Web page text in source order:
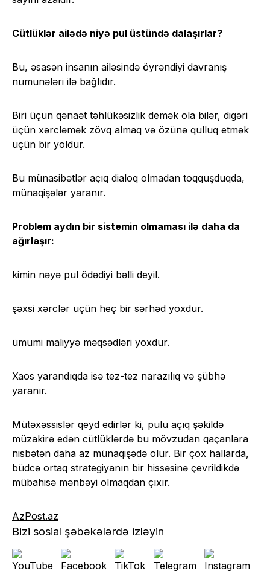
Cütlüklər ailədə niyə pul üstündə dalaşırlar?
Bu, əsasən insanın ailəsində öyrəndiyi davranış
nümunələri ilə bağlıdır.
Biri üçün qənaət təhlükəsizlik demək ola bilər, digəri
üçün xərcləmək zövq almaq və özünə qulluq etmək
üçün bir yoldur.
Bu münasibətlər açıq dialoq olmadan toqquşduqda,
münaqişələr yaranır.
Problem aydın bir sistemin olmaması ilə daha da
ağırlaşır:
kimin nəyə pul ödədiyi bəlli deyil.
şəxsi xərclər üçün heç bir sərhəd yoxdur.
ümumi maliyyə məqsədləri yoxdur.
Xaos yarandıqda isə tez-tez narazılıq və şübhə
yaranır.
Mütəxəssislər qeyd edirlər ki, pulu açıq şəkildə
müzakirə edən cütlüklərdə bu mövzudan qaçanlara
nisbətən daha az münaqişədə olur. Bir çox hallarda,
büdcə ortaq strategiyanın bir hissəsinə çevrildikdə
mübahisə mənbəyi olmaqdan çıxır.
AzPost.az
Bizi sosial şəbəkələrdə izləyin